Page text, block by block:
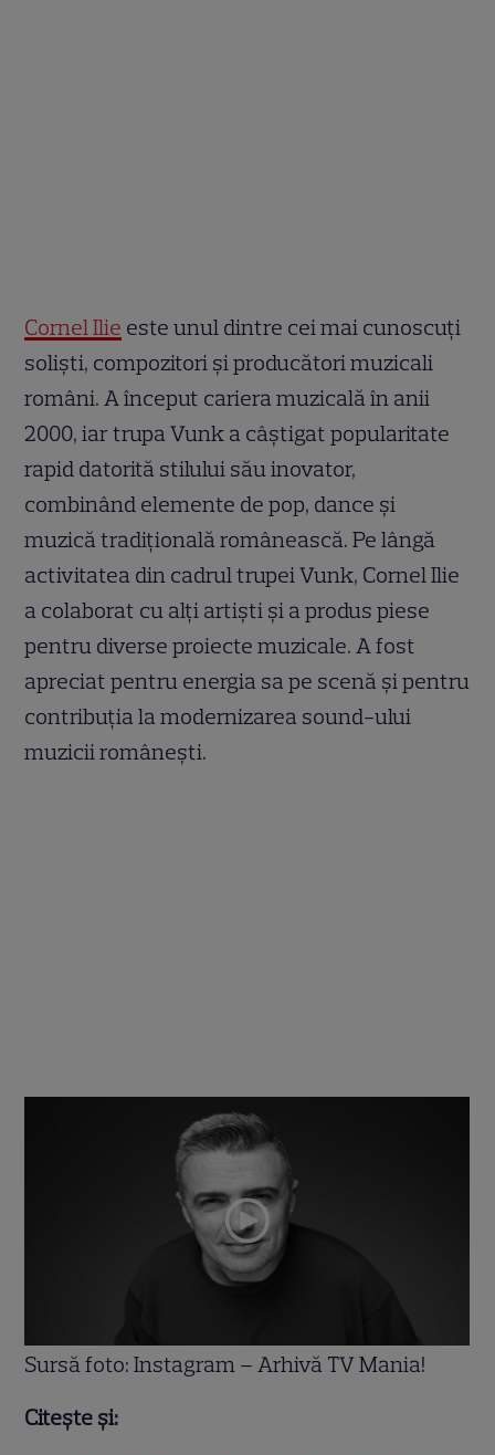
Cornel Ilie este unul dintre cei mai cunoscuți
soliști, compozitori și producători muzicali
români. A început cariera muzicală în anii
2000, iar trupa Vunk a câștigat popularitate
rapid datorită stilului său inovator,
combinând elemente de pop, dance și
muzică tradițională românească. Pe lângă
activitatea din cadrul trupei Vunk, Cornel Ilie
a colaborat cu alți artiști și a produs piese
pentru diverse proiecte muzicale. A fost
apreciat pentru energia sa pe scenă și pentru
contribuția la modernizarea sound-ului
muzicii românești.
Sursă foto: Instagram – Arhivă TV Mania!
Citește și: